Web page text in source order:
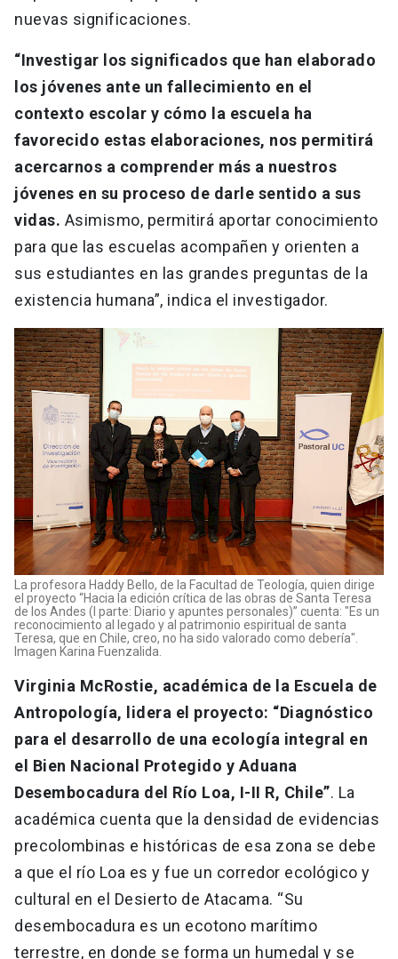
nuevas significaciones.
“Investigar los significados que han elaborado
los jóvenes ante un fallecimiento en el
contexto escolar y cómo la escuela ha
favorecido estas elaboraciones, nos permitirá
acercarnos a comprender más a nuestros
jóvenes en su proceso de darle sentido a sus
vidas. Asimismo, permitirá aportar conocimiento
para que las escuelas acompañen y orienten a
sus estudiantes en las grandes preguntas de la
existencia humana”, indica el investigador.
La profesora Haddy Bello, de la Facultad de Teología, quien dirige
el proyecto “Hacia la edición crítica de las obras de Santa Teresa
de los Andes (I parte: Diario y apuntes personales)” cuenta: "Es un
reconocimiento al legado y al patrimonio espiritual de santa
Teresa, que en Chile, creo, no ha sido valorado como debería".
Imagen Karina Fuenzalida.
Virginia McRostie, académica de la Escuela de
Antropología, lidera el proyecto: “Diagnóstico
para el desarrollo de una ecología integral en
el Bien Nacional Protegido y Aduana
Desembocadura del Río Loa, I-II R, Chile”. La
académica cuenta que la densidad de evidencias
precolombinas e históricas de esa zona se debe
a que el río Loa es y fue un corredor ecológico y
cultural en el Desierto de Atacama. “Su
desembocadura es un ecotono marítimo
terrestre, en donde se forma un humedal y se